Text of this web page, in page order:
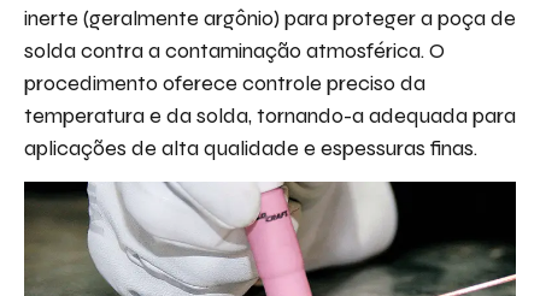
inerte (geralmente argônio) para proteger a poça de
solda contra a contaminação atmosférica. O
procedimento oferece controle preciso da
temperatura e da solda, tornando-a adequada para
aplicações de alta qualidade e espessuras finas.